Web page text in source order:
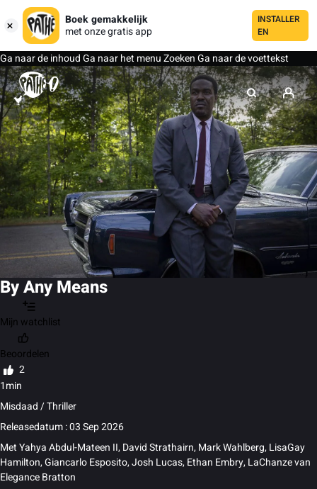
Boek gemakkelijk
met onze gratis app
INSTALLER
EN
Ga naar de inhoudGa naar het menuZoekenGa naar de voettekst
By Any Means
Mijn watchlist
Beoordelen
2
1min
Misdaad / Thriller
Releasedatum : 03 Sep 2026
MetYahya Abdul-Mateen II,David Strathairn,Mark Wahlberg,LisaGay
Hamilton,Giancarlo Esposito,Josh Lucas,Ethan Embry,LaChanzevan
Elegance Bratton